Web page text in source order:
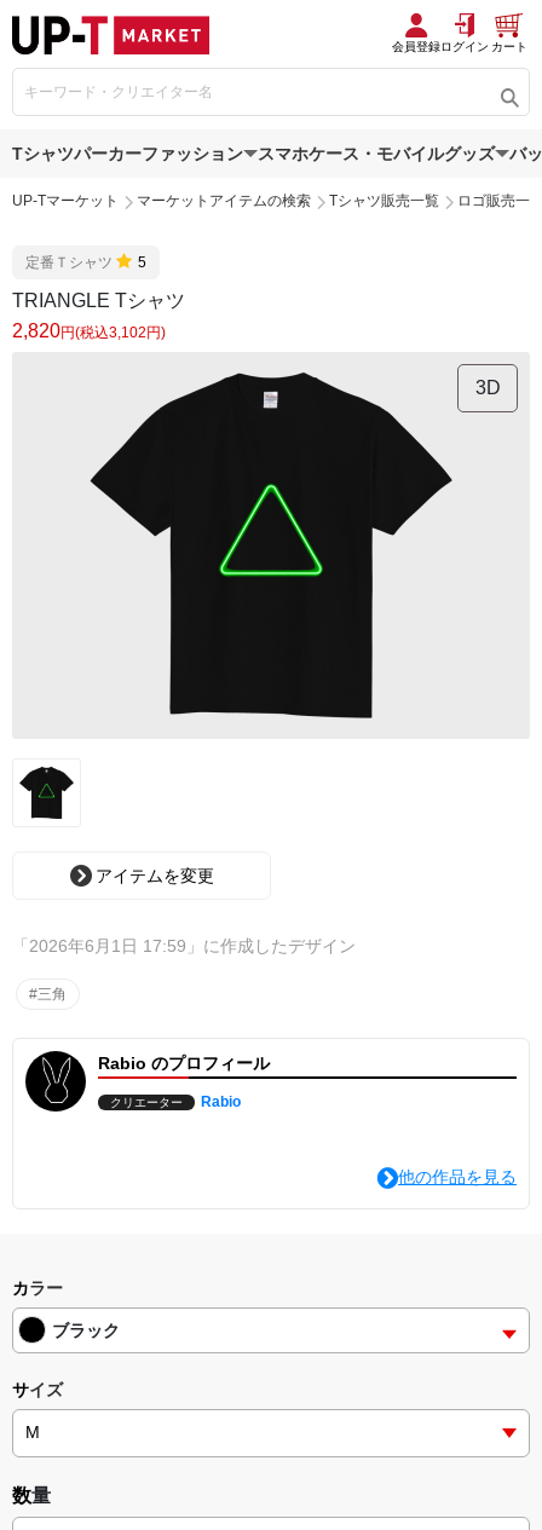
会員登録ログイン カート
Tシャツパーカーファッション スマホケース・モバイルグッズ バ
UP-Tマーケット マーケットアイテムの検索 Tシャツ販売一覧 ロゴ販売一
定番Ｔシャツ 5
TRIANGLE Tシャツ
2,820円(税込3,102円)
3D
アイテムを変更
「2026年6月1日 17:59」に作成したデザイン
#三角
Rabio のプロフィール
クリエーター Rabio
他の作品を見る
カラー
ブラック
サイズ
数量